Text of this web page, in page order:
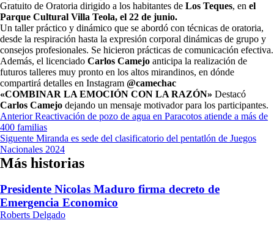
Gratuito de Oratoria dirigido a los habitantes de Los Teques, en el
Parque Cultural Villa Teola, el 22 de junio.
Un taller práctico y dinámico que se abordó con técnicas de oratoria,
desde la respiración hasta la expresión corporal dinámicas de grupo y
consejos profesionales. Se hicieron prácticas de comunicación efectiva.
Además, el licenciado Carlos Camejo anticipa la realización de
futuros talleres muy pronto en los altos mirandinos, en dónde
compartirá detalles en Instagram @camechac
«COMBINAR LA EMOCIÓN CON LA RAZÓN» Destacó
Carlos Camejo dejando un mensaje motivador para los participantes.
Navegación
de
entradas
AnteriorReactivación de pozo de agua en Paracotos atiende a más de
400 familias
Siguente Miranda es sede del clasificatorio del pentatlón de Juegos
Nacionales 2024
Más historias
Presidente Nicolas Maduro firma decreto de
Emergencia Economico
Roberts Delgado